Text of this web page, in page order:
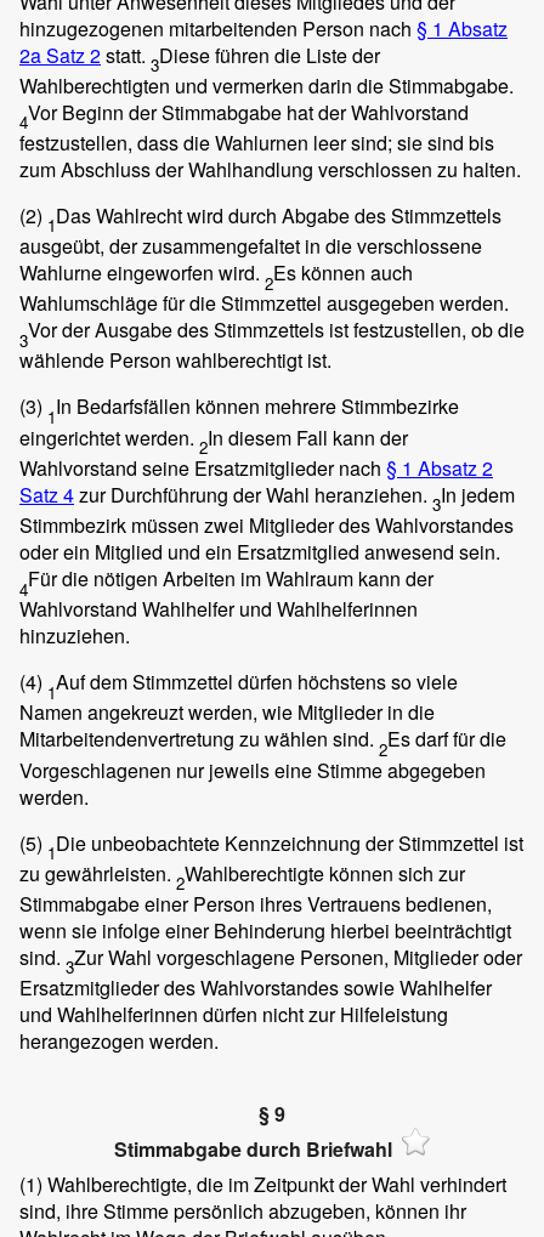
hinzugezogenen mitarbeitenden Person nach § 1 Absatz
2a Satz 2statt. 3Diese führen die Liste der
Wahlberechtigten und vermerken darin die Stimmabgabe.
4Vor Beginn der Stimmabgabe hat der Wahlvorstand
festzustellen, dass die Wahlurnen leer sind; sie sind bis
zum Abschluss der Wahlhandlung verschlossen zu halten.
(2) 1Das Wahlrecht wird durch Abgabe des Stimmzettels
ausgeübt, der zusammengefaltet in die verschlossene
Wahlurne eingeworfen wird. 2Es können auch
Wahlumschläge für die Stimmzettel ausgegeben werden.
3Vor der Ausgabe des Stimmzettels ist festzustellen, ob die
wählende Person wahlberechtigt ist.
(3) 1In Bedarfsfällen können mehrere Stimmbezirke
eingerichtet werden. 2In diesem Fall kann der
Wahlvorstand seine Ersatzmitglieder nach § 1 Absatz 2
Satz 4zur Durchführung der Wahl heranziehen. 3In jedem
Stimmbezirk müssen zwei Mitglieder des Wahlvorstandes
oder ein Mitglied und ein Ersatzmitglied anwesend sein.
4Für die nötigen Arbeiten im Wahlraum kann der
Wahlvorstand Wahlhelfer und Wahlhelferinnen
hinzuziehen.
(4) 1Auf dem Stimmzettel dürfen höchstens so viele
Namen angekreuzt werden, wie Mitglieder in die
Mitarbeitendenvertretung zu wählen sind. 2Es darf für die
Vorgeschlagenen nur jeweils eine Stimme abgegeben
werden.
(5) 1Die unbeobachtete Kennzeichnung der Stimmzettel ist
zu gewährleisten. 2Wahlberechtigte können sich zur
Stimmabgabe einer Person ihres Vertrauens bedienen,
wenn sie infolge einer Behinderung hierbei beeinträchtigt
sind. 3Zur Wahl vorgeschlagene Personen, Mitglieder oder
Ersatzmitglieder des Wahlvorstandes sowie Wahlhelfer
und Wahlhelferinnen dürfen nicht zur Hilfeleistung
herangezogen werden.
§ 9
Stimmabgabe durch Briefwahl
(1) Wahlberechtigte, die im Zeitpunkt der Wahl verhindert
sind, ihre Stimme persönlich abzugeben, können ihr